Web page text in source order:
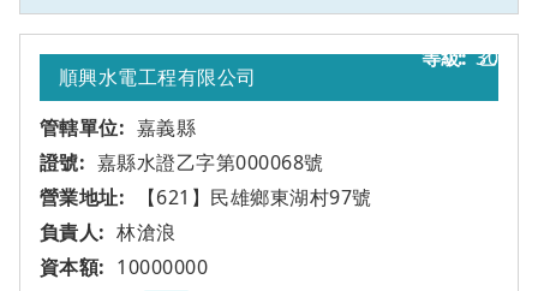
30
順興水電工程有限公司
嘉義縣
嘉縣水證乙字第000068號
【621】民雄鄉東湖村97號
乙
林滄浪
10000000